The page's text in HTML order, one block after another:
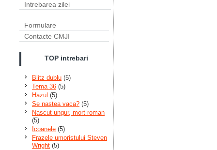
Intrebarea zilei
Formulare
Contacte CMJI
TOP intrebari
Blitz dublu (5)
Tema 36 (5)
Hazul (5)
Se nastea vaca? (5)
Nascut ungur, mort roman
(5)
Icoanele (5)
Frazele umoristului Steven
Wright (5)